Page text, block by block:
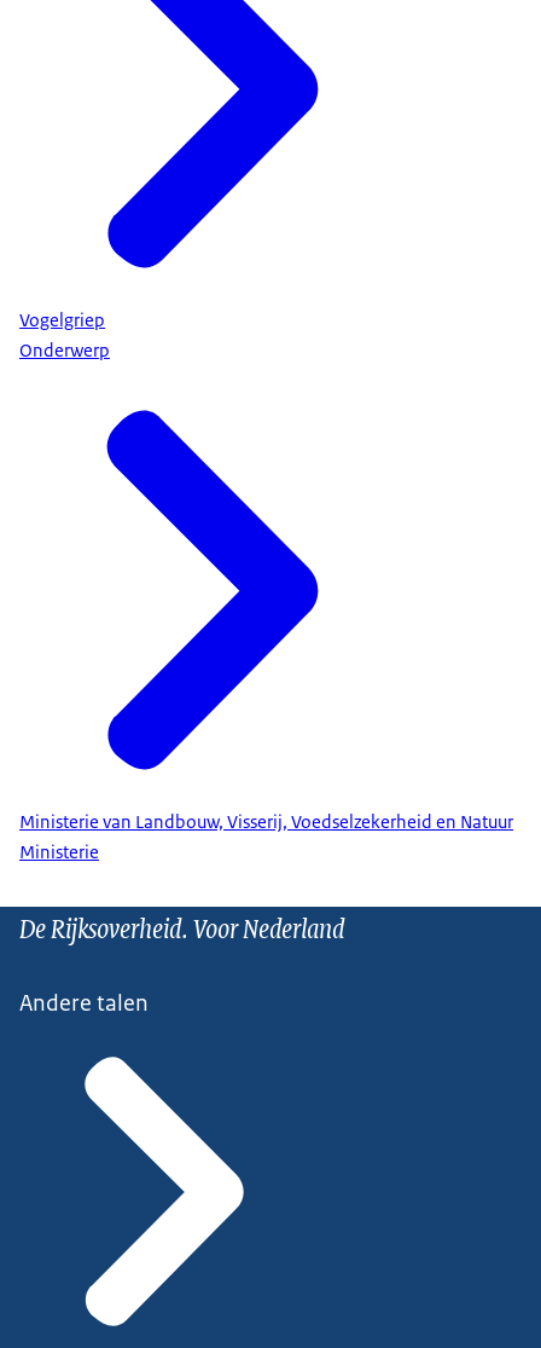
Vogelgriep
Onderwerp
Ministerie van Landbouw, Visserij, Voedselzekerheid en Natuur
Ministerie
De Rijksoverheid. Voor Nederland
Andere talen